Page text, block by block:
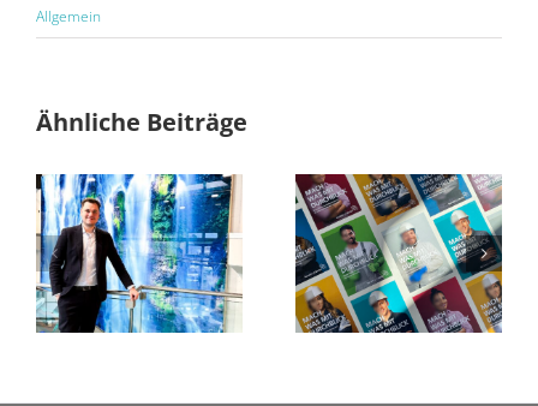
Allgemein
Ähnliche Beiträge